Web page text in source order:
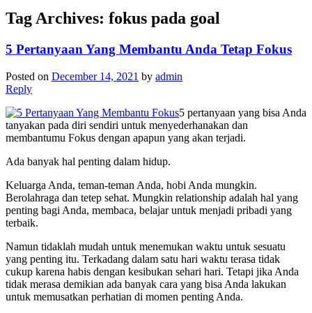
Tag Archives: fokus pada goal
5 Pertanyaan Yang Membantu Anda Tetap Fokus
Posted on December 14, 2021 by admin
Reply
5 pertanyaan yang bisa Anda
tanyakan pada diri sendiri untuk menyederhanakan dan
membantumu Fokus dengan apapun yang akan terjadi.
Ada banyak hal penting dalam hidup.
Keluarga Anda, teman-teman Anda, hobi Anda mungkin.
Berolahraga dan tetep sehat. Mungkin relationship adalah hal yang
penting bagi Anda, membaca, belajar untuk menjadi pribadi yang
terbaik.
Namun tidaklah mudah untuk menemukan waktu untuk sesuatu
yang penting itu. Terkadang dalam satu hari waktu terasa tidak
cukup karena habis dengan kesibukan sehari hari. Tetapi jika Anda
tidak merasa demikian ada banyak cara yang bisa Anda lakukan
untuk memusatkan perhatian di momen penting Anda.